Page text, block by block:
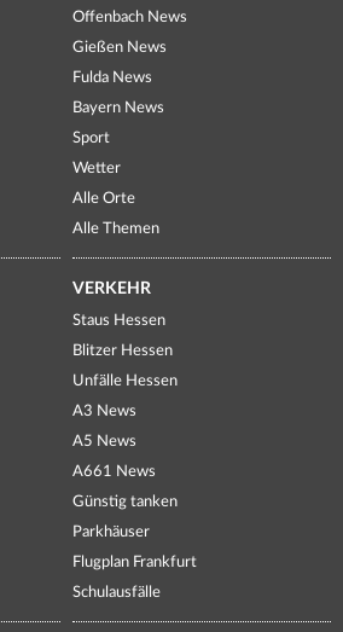
Offenbach News
Gießen News
Fulda News
Bayern News
Sport
Wetter
Alle Orte
Alle Themen
VERKEHR
Staus Hessen
Blitzer Hessen
Unfälle Hessen
A3 News
A5 News
A661 News
Günstig tanken
Parkhäuser
Flugplan Frankfurt
Schulausfälle